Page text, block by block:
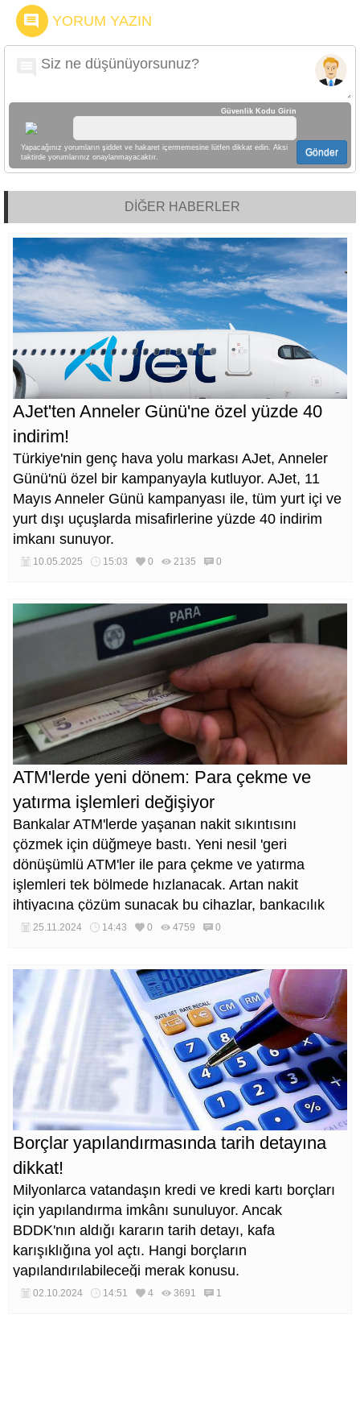
YORUM YAZIN
Güvenlik Kodu Girin
Yapacağınız yorumların şiddet ve hakaret içermemesine lütfen dikkat edin. Aksi
taktirde yorumlarınız onaylanmayacaktır.
Gönder
DİĞER HABERLER
AJet'ten Anneler Günü'ne özel yüzde 40
indirim!
Türkiye'nin genç hava yolu markası AJet, Anneler
Günü'nü özel bir kampanyayla kutluyor. AJet, 11
Mayıs Anneler Günü kampanyası ile, tüm yurt içi ve
yurt dışı uçuşlarda misafirlerine yüzde 40 indirim
imkanı sunuyor.
10.05.2025 15:03 0 2135 0
ATM'lerde yeni dönem: Para çekme ve
yatırma işlemleri değişiyor
Bankalar ATM'lerde yaşanan nakit sıkıntısını
çözmek için düğmeye bastı. Yeni nesil 'geri
dönüşümlü ATM'ler ile para çekme ve yatırma
işlemleri tek bölmede hızlanacak. Artan nakit
ihtiyacına çözüm sunacak bu cihazlar, bankacılık
sektöründe devrim yaratmaya hazırlanıyor.
25.11.2024 14:43 0 4759 0
Borçlar yapılandırmasında tarih detayına
dikkat!
Milyonlarca vatandaşın kredi ve kredi kartı borçları
için yapılandırma imkânı sunuluyor. Ancak
BDDK'nın aldığı kararın tarih detayı, kafa
karışıklığına yol açtı. Hangi borçların
yapılandırılabileceği merak konusu.
02.10.2024 14:51 4 3691 1